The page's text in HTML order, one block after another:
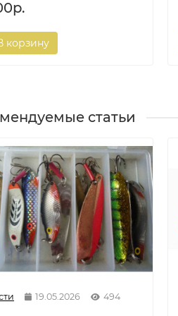
корзину
статьи
19.05.2026 494